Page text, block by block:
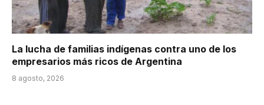
La lucha de familias indígenas contra uno de los
empresarios más ricos de Argentina
8 agosto, 2026